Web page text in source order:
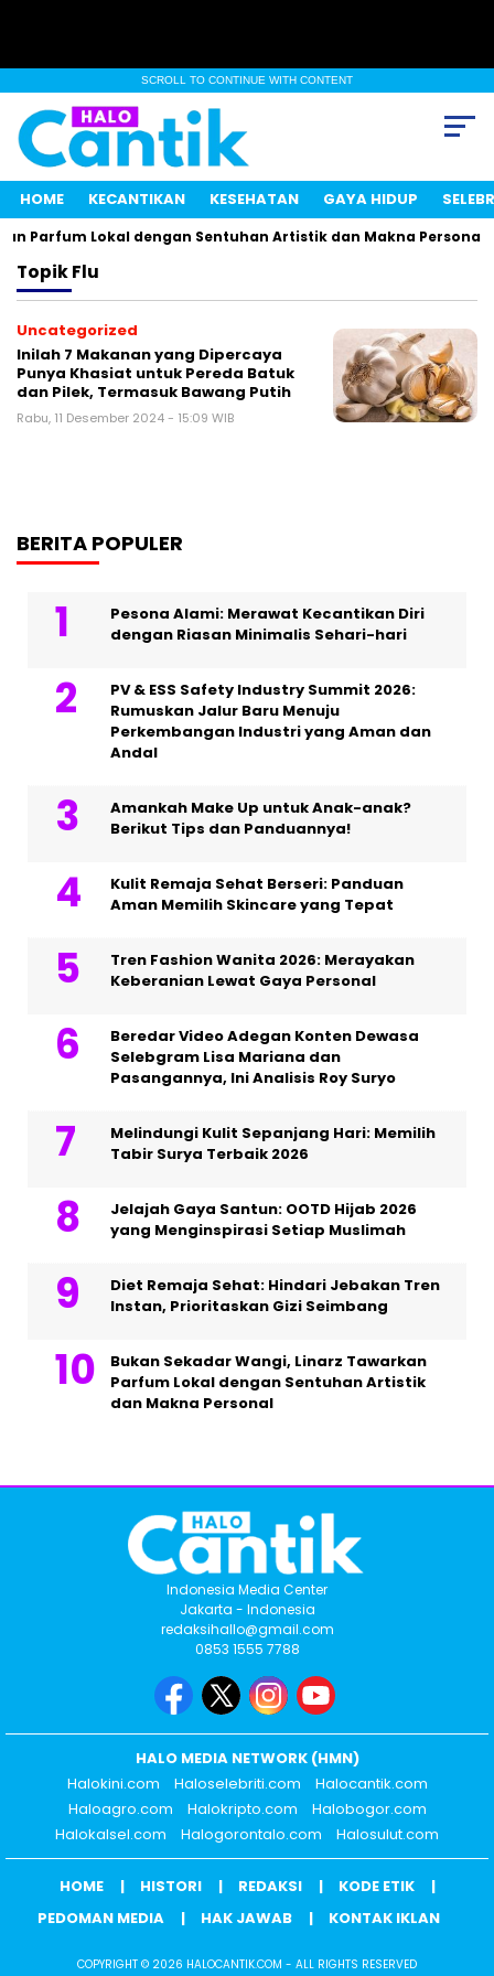
SCROLL TO CONTINUE WITH CONTENT
HOME KECANTIKAN KESEHATAN GAYA HIDUP
Parfum Lokal dengan Sentuhan Artistik dan Makna Personal
TopikFlu
Uncategorized
Inilah 7 Makanan yang Dipercaya
Punya Khasiat untuk Pereda Batuk
dan Pilek, Termasuk Bawang Putih
Rabu, 11 Desember 2024 - 15:09 WIB
BERITA POPULER
Pesona Alami: Merawat Kecantikan Diri
dengan Riasan Minimalis Sehari-hari
PV & ESS Safety Industry Summit 2026:
Rumuskan Jalur Baru Menuju
Perkembangan Industri yang Aman dan
Andal
Amankah Make Up untuk Anak-anak?
Berikut Tips dan Panduannya!
Kulit Remaja Sehat Berseri: Panduan
Aman Memilih Skincare yang Tepat
Tren Fashion Wanita 2026: Merayakan
Keberanian Lewat Gaya Personal
Beredar Video Adegan Konten Dewasa
Selebgram Lisa Mariana dan
Pasangannya, Ini Analisis Roy Suryo
Melindungi Kulit Sepanjang Hari: Memilih
Tabir Surya Terbaik 2026
Jelajah Gaya Santun: OOTD Hijab 2026
yang Menginspirasi Setiap Muslimah
Diet Remaja Sehat: Hindari Jebakan Tren
Instan, Prioritaskan Gizi Seimbang
Bukan Sekadar Wangi, Linarz Tawarkan
Parfum Lokal dengan Sentuhan Artistik
dan Makna Personal
Indonesia Media Center
Jakarta - Indonesia
redaksihallo@gmail.com
0853 1555 7788
HALO MEDIA NETWORK (HMN)
Halokini.com
Haloselebriti.com
Halocantik.com
Haloagro.com
Halokripto.com
Halobogor.com
Halokalsel.com
Halogorontalo.com Halosulut.com
HOME HISTORI REDAKSI
KODE ETIK
PEDOMAN MEDIA
HAK JAWAB KONTAK IKLAN
COPYRIGHT © 2026 HALOCANTIK.COM - ALL RIGHTS RESERVED